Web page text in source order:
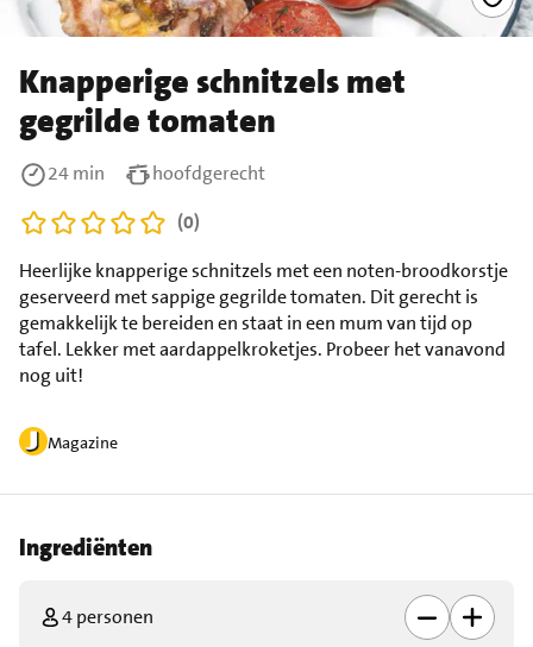
Knapperige schnitzels met
gegrilde tomaten
Magazine
Heerlijke knapperige schnitzels met een noten-broodkorstje
geserveerd met sappige gegrilde tomaten. Dit gerecht is
gemakkelijk te bereiden en staat in een mum van tijd op
tafel. Lekker met aardappelkroketjes. Probeer het vanavond
nog uit!
24 min
hoofdgerecht
(0)
Ingrediënten
4 personen